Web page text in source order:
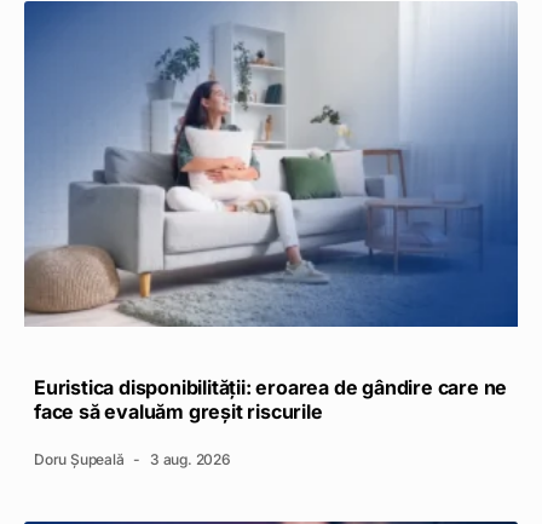
Euristica disponibilității: eroarea de gândire care ne
face să evaluăm greșit riscurile
Doru Șupeală 3 aug. 2026